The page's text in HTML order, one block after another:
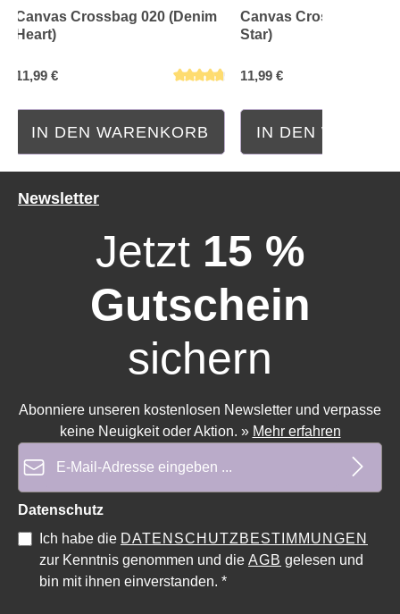
Canvas Crossbag 020 (Denim
Heart)
11,99 €
Durchschnittliche Bewertung von 4.75 von 5 Sternen
IN DEN WARENKORB
Canvas Crossbag 019
Star)
11,99 €
Durchschnittliche
IN DEN
Newsletter
Jetzt 15 %
Gutschein
sichern
Abonniere unseren kostenlosen Newsletter und verpasse
keine Neuigkeit oder Aktion. » Mehr erfahren
Datenschutz
Ich habe die DATENSCHUTZBESTIMMUNGEN
zur Kenntnis genommen und die AGB gelesen und
bin mit ihnen einverstanden. *